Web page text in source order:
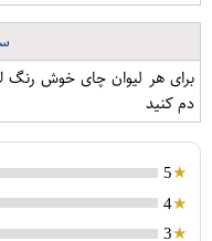
برای هر لیوان چای خوش
دم کنید
5
4
3